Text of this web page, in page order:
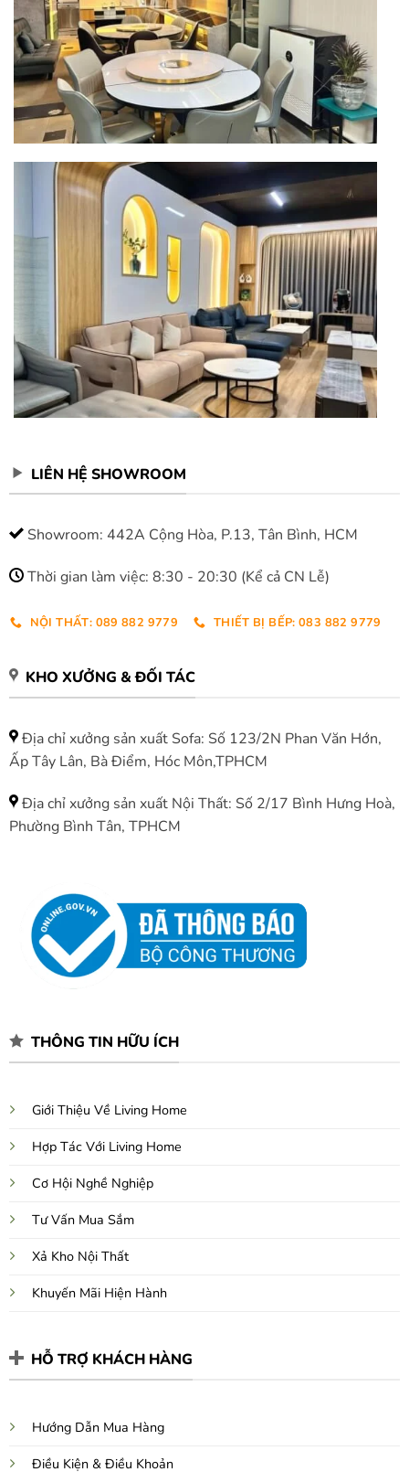
LIÊN HỆ SHOWROOM
Showroom: 442A Cộng Hòa, P.13, Tân Bình, HCM
Thời gian làm việc: 8:30 - 20:30 (Kể cả CN Lễ)
NỘI THẤT: 089 882 9779 THIẾT BỊ BẾP: 083 882 9779
KHO XƯỞNG & ĐỐI TÁC
Địa chỉ xưởng sản xuất Sofa: Số 123/2N Phan Văn Hớn,
Ấp Tây Lân, Bà Điểm, Hóc Môn,TPHCM
Địa chỉ xưởng sản xuất Nội Thất: Số 2/17 Bình Hưng Hoà,
Phường Bình Tân, TPHCM
THÔNG TIN HỮU ÍCH
Giới Thiệu Về Living Home
Hợp Tác Với Living Home
Cơ Hội Nghề Nghiệp
Tư Vấn Mua Sắm
Xả Kho Nội Thất
Khuyến Mãi Hiện Hành
HỖ TRỢ KHÁCH HÀNG
Hướng Dẫn Mua Hàng
Điều Kiện & Điều Khoản